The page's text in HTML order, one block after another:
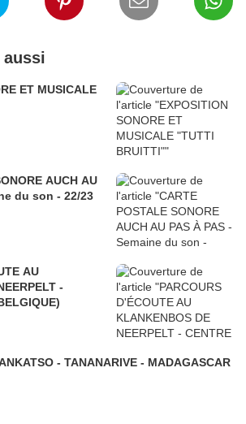
aussi
ET MUSICALE
AUCH AU
du son - 22/23
AU
-
- TANANARIVE - MADAGASCAR